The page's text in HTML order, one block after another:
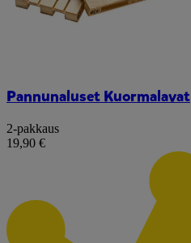
Pannunaluset Kuormalavat
2-pakkaus
19,90 €